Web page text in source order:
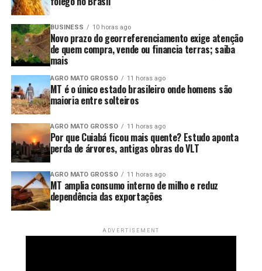
Figura 1. Análise de árvore de regressão mostrando os
principais fatores que explicam a variabilidade da
produtividade da soja. Cada nó terminal exibe a produtividade
média (Mg ha -1
que ele representa. Os painéis (A) e (C) mostram a
classificação dos grupos de alta produtividade (HY – Alta
produtividade) e baixa produtividade (LY, Baixa produtividade),
enquanto os painéis (B) e (D) apresentam a importância
relativa de cada variável na explicação da variação da
produtividade. DOY (dia do ano).
corrigidas com calcário apresentam produtividade
superior, aprofundado mais, conseguimos que calagens
anuais produziram maiores rendimentos do que
que se explica devido a que aplicações cada ano mantem
BUSINESS 10 horas ago
Novo prazo do georreferenciamento exige atenção
de quem compra, vende ou financia terras; saiba
mais
AGRO MATO GROSSO 11 horas ago
MT é o único estado brasileiro onde homens são
maioria entre solteiros
AGRO MATO GROSSO 11 horas ago
Por que Cuiabá ficou mais quente? Estudo aponta
perda de árvores, antigas obras do VLT
AGRO MATO GROSSO 11 horas ago
MT amplia consumo interno de milho e reduz
dependência das exportações
ADVERTISEMENT